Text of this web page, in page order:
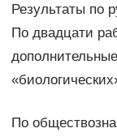
Результаты по
По двадцати
По